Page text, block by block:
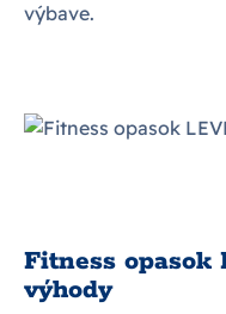
výbave.
Fitness opasok
výhody